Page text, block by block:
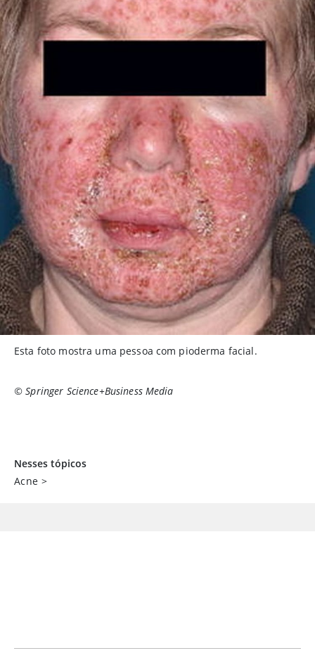
Esta foto mostra uma pessoa com pioderma facial.
© Springer Science+Business Media
Nesses tópicos
Acne >